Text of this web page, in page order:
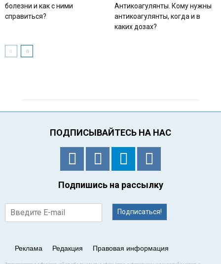
болезни и как с ними
справиться?
Антикоагулянты. Кому нужны
антикоагулянты, когда и в
каких дозах?
ПОДПИСЫВАЙТЕСЬ НА НАС
Подпишись на рассылку
Подписаться!
Реклама Редакция Правовая информация